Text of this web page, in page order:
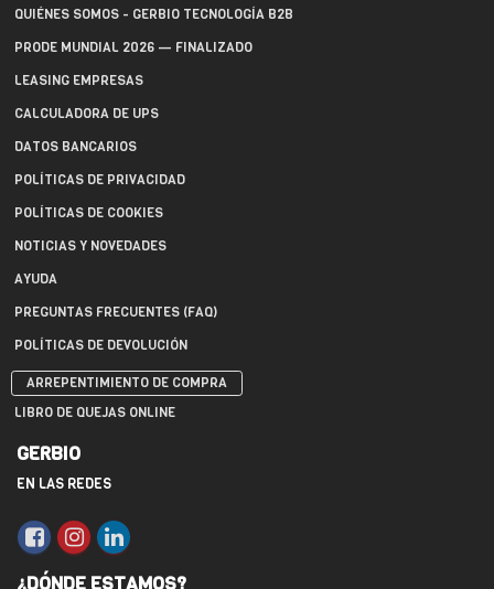
QUIÉNES SOMOS - GERBIO TECNOLOGÍA B2B
PRODE MUNDIAL 2026 — FINALIZADO
LEASING EMPRESAS
CALCULADORA DE UPS
DATOS BANCARIOS
POLÍTICAS DE PRIVACIDAD
POLÍTICAS DE COOKIES
NOTICIAS Y NOVEDADES
AYUDA
PREGUNTAS FRECUENTES (FAQ)
POLÍTICAS DE DEVOLUCIÓN
ARREPENTIMIENTO DE COMPRA
LIBRO DE QUEJAS ONLINE
GERBIO
EN LAS REDES